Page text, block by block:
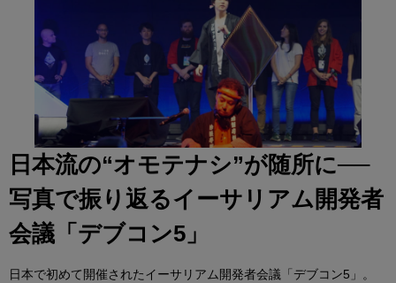
日本流の“オモテナシ”が随所に──
写真で振り返るイーサリアム開発者
会議「デブコン5」
日本で初めて開催されたイーサリアム開発者会議「デブコン5」。